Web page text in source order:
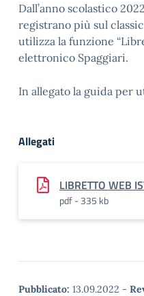
Dall’anno scolastico
registrano più sul
utilizza la funzione
elettronico Spaggiari.
In allegato la guida per
Allegati
LIBRETTO WEB
pdf - 335 kb
Pubblicato: 13.09.2022 -